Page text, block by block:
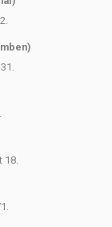
18.